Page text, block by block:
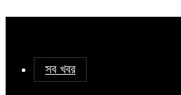
সব খবর